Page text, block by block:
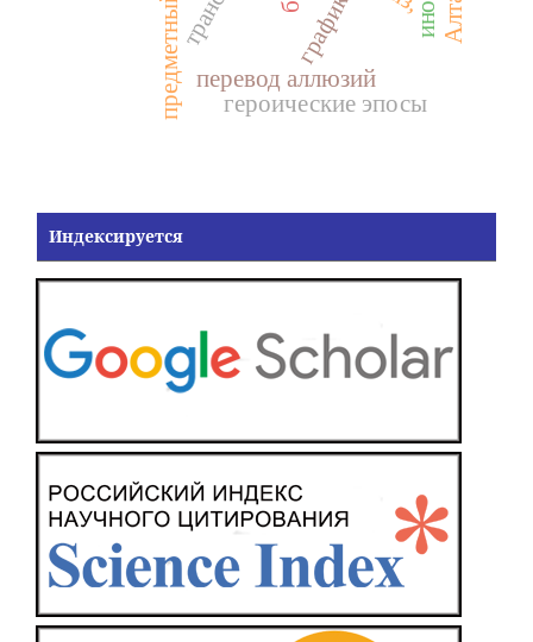
графика,
перевод аллюзий
героические эпосы
Индексируется